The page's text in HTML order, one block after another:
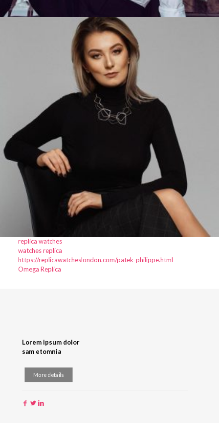
replica watches
watches replica
https://replicawatcheslondon.com/patek-philippe.html
Omega Replica
Lorem ipsum dolor
sam etomnia
More details